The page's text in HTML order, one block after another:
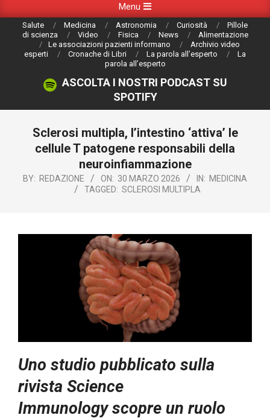
Navigation
Menu
Salute Medicina Astronomia Curiosità
Pillole
di scienza
Video Fisica News
Alimentazione
Le associazioni pazienti informano
Archivio video
esperti
Cronache di Libri La parola all’esperto
La
parola all’esperto
ASCOLTA I NOSTRI PODCAST SU
SPOTIFY
Sclerosi multipla, l’intestino ‘attiva’ le
cellule T patogene responsabili della
neuroinfiammazione
BY: REDAZIONE ON: 30 MARZO 2026 IN: MEDICINA
TAGGED: SCLEROSI MULTIPLA
Uno studio pubblicato sulla
rivista Science
Immunology scopre un ruolo